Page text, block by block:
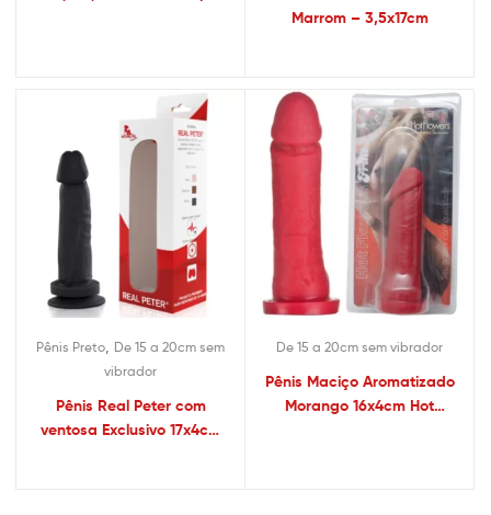
Marrom – 3,5x17cm
Pênis Preto De 15 a 20cm sem
vibrador
Pênis Real Peter com
ventosa Exclusivo 17x4cm
De 15 a 20cm sem vibrador
Pênis Maciço Aromatizado
Morango 16x4cm Hot